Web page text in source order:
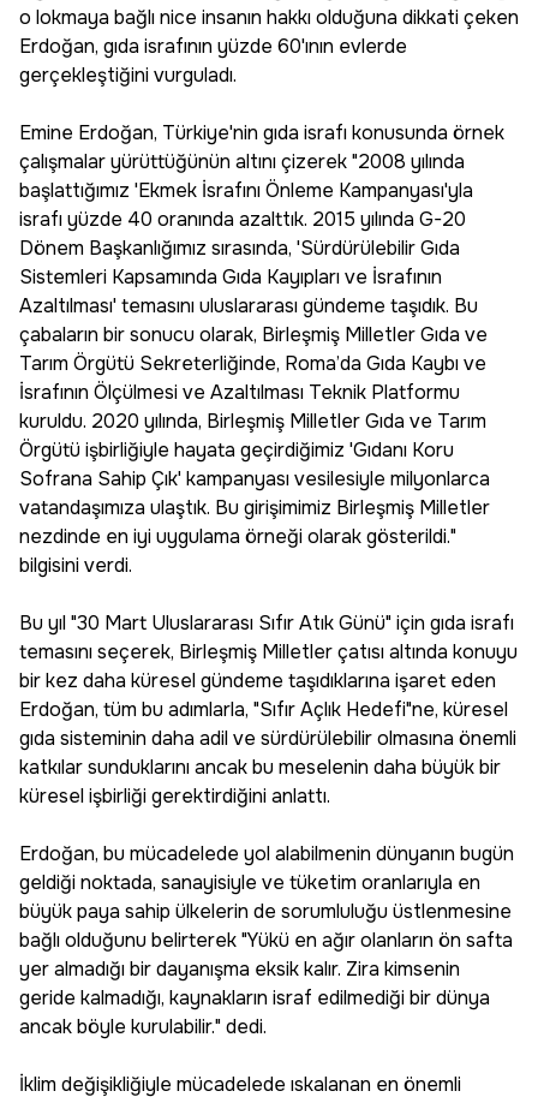
o lokmaya bağlı nice insanın hakkı olduğuna dikkati çeken
Erdoğan, gıda israfının yüzde 60'ının evlerde
gerçekleştiğini vurguladı.
Emine Erdoğan, Türkiye'nin gıda israfı konusunda örnek
çalışmalar yürüttüğünün altını çizerek "2008 yılında
başlattığımız 'Ekmek İsrafını Önleme Kampanyası'yla
israfı yüzde 40 oranında azalttık. 2015 yılında G-20
Dönem Başkanlığımız sırasında, 'Sürdürülebilir Gıda
Sistemleri Kapsamında Gıda Kayıpları ve İsrafının
Azaltılması' temasını uluslararası gündeme taşıdık. Bu
çabaların bir sonucu olarak, Birleşmiş Milletler Gıda ve
Tarım Örgütü Sekreterliğinde, Roma’da Gıda Kaybı ve
İsrafının Ölçülmesi ve Azaltılması Teknik Platformu
kuruldu. 2020 yılında, Birleşmiş Milletler Gıda ve Tarım
Örgütü işbirliğiyle hayata geçirdiğimiz 'Gıdanı Koru
Sofrana Sahip Çık' kampanyası vesilesiyle milyonlarca
vatandaşımıza ulaştık. Bu girişimimiz Birleşmiş Milletler
nezdinde en iyi uygulama örneği olarak gösterildi."
bilgisini verdi.
Bu yıl "30 Mart Uluslararası Sıfır Atık Günü" için gıda israfı
temasını seçerek, Birleşmiş Milletler çatısı altında konuyu
bir kez daha küresel gündeme taşıdıklarına işaret eden
Erdoğan, tüm bu adımlarla, "Sıfır Açlık Hedefi"ne, küresel
gıda sisteminin daha adil ve sürdürülebilir olmasına önemli
katkılar sunduklarını ancak bu meselenin daha büyük bir
küresel işbirliği gerektirdiğini anlattı.
Erdoğan, bu mücadelede yol alabilmenin dünyanın bugün
geldiği noktada, sanayisiyle ve tüketim oranlarıyla en
büyük paya sahip ülkelerin de sorumluluğu üstlenmesine
bağlı olduğunu belirterek "Yükü en ağır olanların ön safta
yer almadığı bir dayanışma eksik kalır. Zira kimsenin
geride kalmadığı, kaynakların israf edilmediği bir dünya
ancak böyle kurulabilir." dedi.
İklim değişikliğiyle mücadelede ıskalanan en önemli